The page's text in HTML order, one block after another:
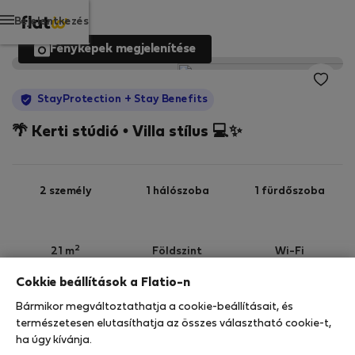
Bejelentkezés
Fényképek megjelenítése
StayProtection + Stay Benefits
🌴 Kerti stúdió • Villa stílus 💻✨
2 személy 1 hálószoba 1 fürdőszoba
21 m2 Földszint Wi-Fi
Az Ön tartózkodását ebben az ingatlanban a
StayProtection
Cokkie beállítások a Flatio-n
Bármikor megváltoztathatja a cookie-beállításait, és
természetesen elutasíthatja az összes választható cookie-t,
ha úgy kívánja.